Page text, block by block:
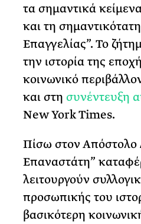
τα σημαντικά
και τη
Επαγγελίας”. Το
την ιστορία της
κοινωνικό
και στη συνέντευξη
New York Times.
Πίσω στον Απόστολο
Επαναστάτη”
λειτουργούν
προσωπικής του
βασικότερη